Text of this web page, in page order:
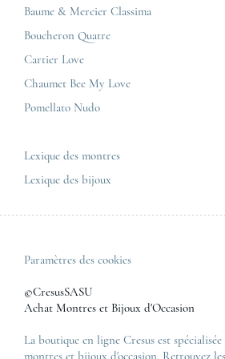
Politique de confidentialité
Plan du site
Nous contacter
Corner Maty Besançon Kennedy
Baume & Mercier Classima
Boucheron Quatre
Cartier Love
Chaumet Bee My Love
Pomellato Nudo
Lexique des montres
Lexique des bijoux
Paramètres des cookies
©CresusSASU
Achat Montres et Bijoux d'Occasion
La boutique en ligne Cresus est
montres et bijoux d'occasion. Retrouvez